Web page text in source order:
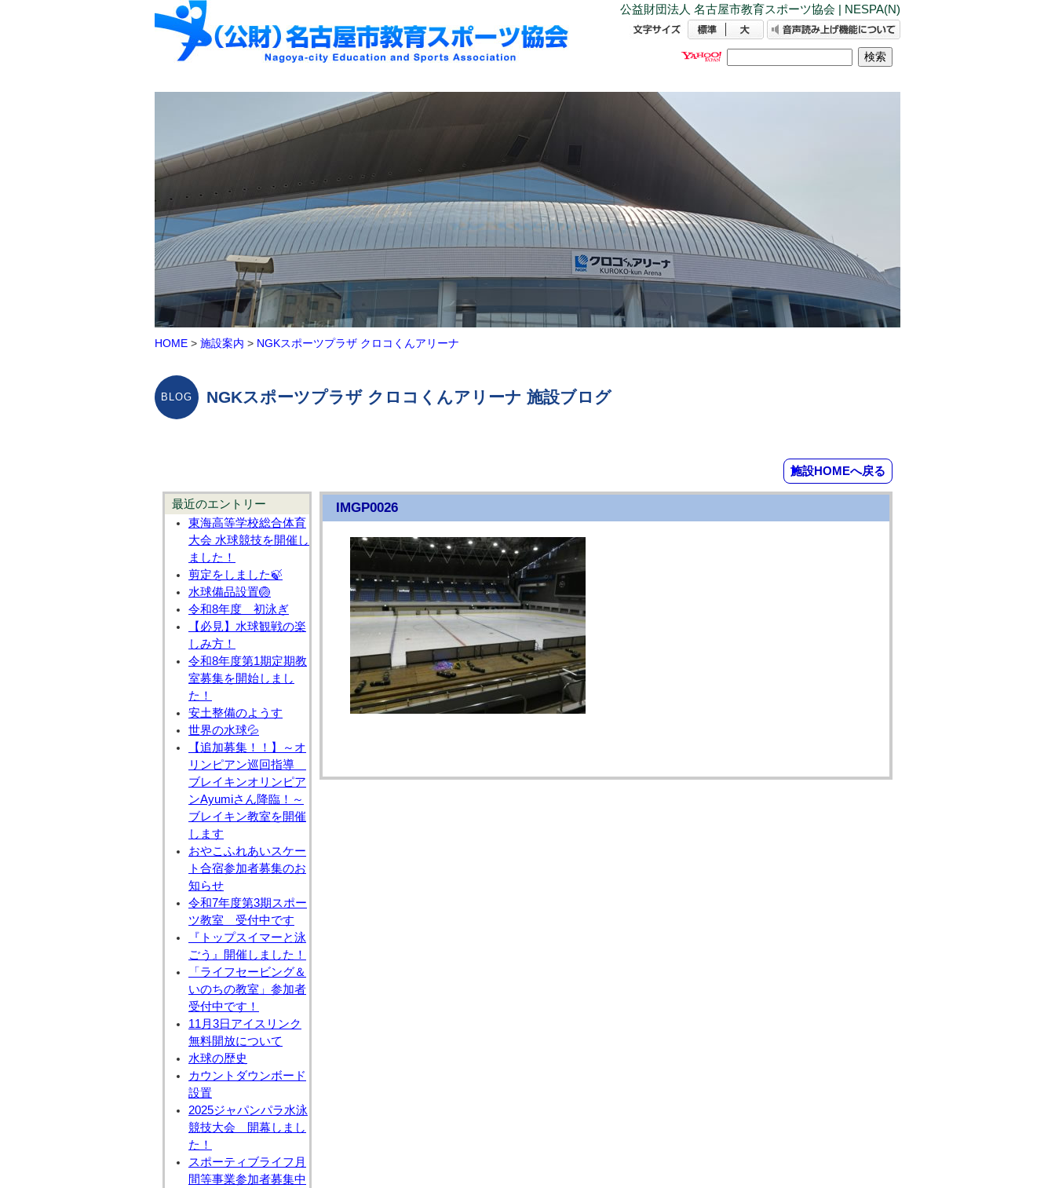
公益財団法人 名古屋市教育スポーツ協会 | NESPA(N)
HOME > 施設案内 > NGKスポーツプラザ クロコくんアリーナ
NGKスポーツプラザ クロコくんアリーナ 施設ブログ
施設HOMEへ戻る
最近のエントリー
東海高等学校総合体育
大会 水球競技を開催し
ました！
剪定をしました🍃
水球備品設置🏐
令和8年度 初泳ぎ
【必見】水球観戦の楽
しみ方！
令和8年度第1期定期教
室募集を開始しまし
た！
安土整備のようす
世界の水球💦
【追加募集！！】～オ
リンピアン巡回指導
ブレイキンオリンピア
ンAyumiさん降臨！～
ブレイキン教室を開催
します
おやこふれあいスケー
ト合宿参加者募集のお
知らせ
令和7年度第3期スポー
ツ教室 受付中です
『トップスイマーと泳
ごう』開催しました！
「ライフセービング＆
いのちの教室」参加者
受付中です！
11月3日アイスリンク
無料開放について
水球の歴史
カウントダウンボード
設置
2025ジャパンパラ水泳
競技大会 開幕しまし
た！
スポーティブライフ月
間等事業参加者募集中
IMGP0026